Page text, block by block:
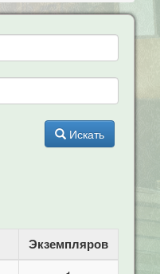
Искать
Экземпляров